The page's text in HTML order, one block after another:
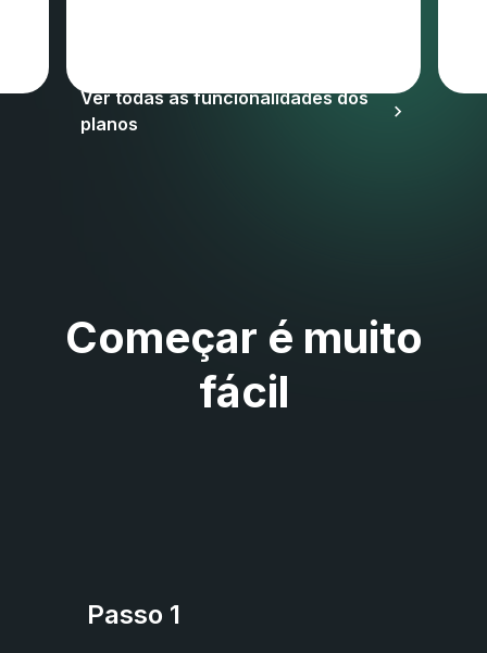
Ver todas as funcionalidades dos
planos
Começar é muito
fácil
Passo 1